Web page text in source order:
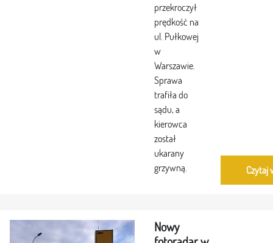
przekroczył
prędkość na
ul. Pułkowej
w
Warszawie.
Sprawa
trafiła do
sądu, a
kierowca
został
ukarany
grzywną.
Czytaj
Nowy